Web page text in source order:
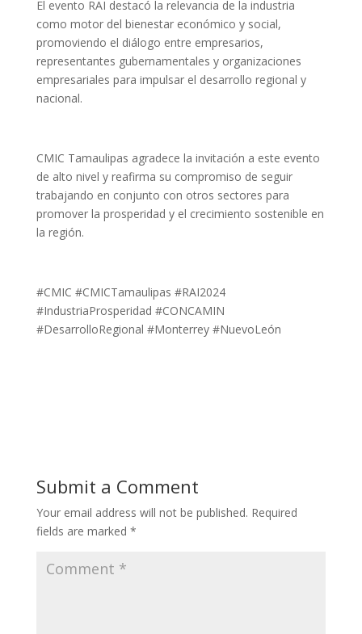
El evento RAI destacó la relevancia de la industria
como motor del bienestar económico y social,
promoviendo el diálogo entre empresarios,
representantes gubernamentales y organizaciones
empresariales para impulsar el desarrollo regional y
nacional.
CMIC Tamaulipas agradece la invitación a este evento
de alto nivel y reafirma su compromiso de seguir
trabajando en conjunto con otros sectores para
promover la prosperidad y el crecimiento sostenible en
la región.
#CMIC #CMICTamaulipas #RAI2024
#IndustriaProsperidad #CONCAMIN
#DesarrolloRegional #Monterrey #NuevoLeón
Submit a Comment
Your email address will not be published. Required
fields are marked *